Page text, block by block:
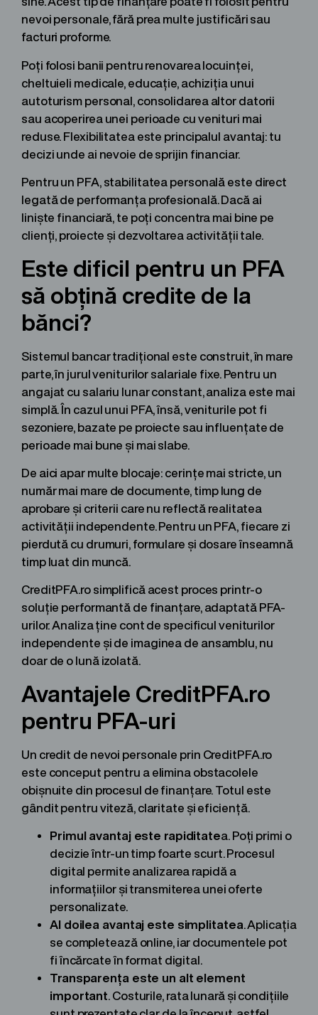
nevoi personale, fără prea multe justificări sau
facturi proforme.
Poți folosi banii pentru renovarea locuinței,
cheltuieli medicale, educație, achiziția unui
autoturism personal, consolidarea altor datorii
sau acoperirea unei perioade cu venituri mai
reduse. Flexibilitatea este principalul avantaj: tu
decizi unde ai nevoie de sprijin financiar.
Pentru un PFA, stabilitatea personală este direct
legată de performanța profesională. Dacă ai
liniște financiară, te poți concentra mai bine pe
clienți, proiecte și dezvoltarea activității tale.
Este dificil pentru un PFA
să obțină credite de la
bănci?
Sistemul bancar tradițional este construit, în mare
parte, în jurul veniturilor salariale fixe. Pentru un
angajat cu salariu lunar constant, analiza este mai
simplă. În cazul unui PFA, însă, veniturile pot fi
sezoniere, bazate pe proiecte sau influențate de
perioade mai bune și mai slabe.
De aici apar multe blocaje: cerințe mai stricte, un
număr mai mare de documente, timp lung de
aprobare și criterii care nu reflectă realitatea
activității independente. Pentru un PFA, fiecare zi
pierdută cu drumuri, formulare și dosare înseamnă
timp luat din muncă.
CreditPFA.ro simplifică acest proces printr-o
soluție performantă de finanțare, adaptată PFA-
urilor. Analiza ține cont de specificul veniturilor
independente și de imaginea de ansamblu, nu
doar de o lună izolată.
Avantajele CreditPFA.ro
pentru PFA-uri
Un credit de nevoi personale prin CreditPFA.ro
este conceput pentru a elimina obstacolele
obișnuite din procesul de finanțare. Totul este
gândit pentru viteză, claritate și eficiență.
Primul avantaj este rapiditatea. Poți primi o
decizie într-un timp foarte scurt. Procesul
digital permite analizarea rapidă a
informațiilor și transmiterea unei oferte
personalizate.
Al doilea avantaj este simplitatea . Aplicația
se completează online, iar documentele pot
fi încărcate în format digital.
Transparența este un alt element
important . Costurile, rata lunară și condițiile